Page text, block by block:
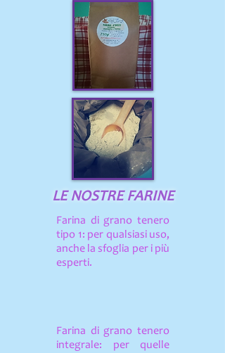
LE NOSTRE FARINE
Farina di grano tenero
tipo 1: per qualsiasi uso,
anche la sfoglia per i più
esperti.
Farina di grano tenero
integrale: per quelle